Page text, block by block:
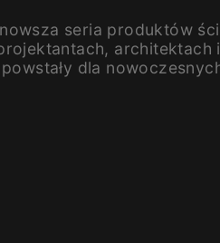
seria produktów
architektach
powstały dla